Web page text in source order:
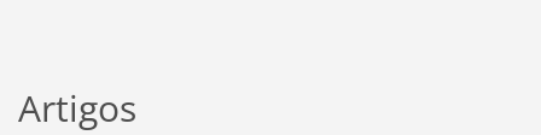
Artigos